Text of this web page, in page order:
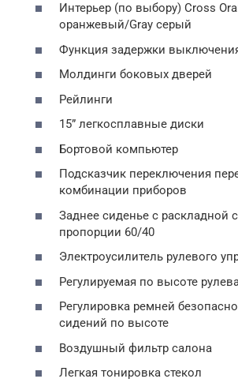
Интерьер (по выбору) Cross
оранжевый/Gray серый
Функция задержки
Молдинги боковых дверей
Рейлинги
15” легкосплавные диски
Бортовой компьютер
Подсказчик переключения
комбинации приборов
Заднее сиденье с раскладной
пропорции 60/40
Электроусилитель рулевого
Регулируемая по высоте
Регулировка ремней
сидений по высоте
Воздушный фильтр салона
Легкая тонировка стекол